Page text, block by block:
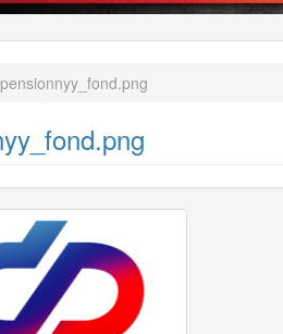
pensionnyy_fond.png